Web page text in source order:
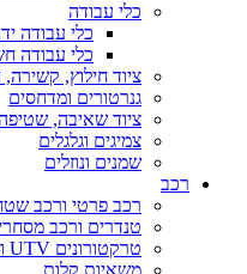
כלי עבודה
כלי עבודה
כלי עבודה
ציוד חילוץ,
גנרטורים ומדחסים
ציוד שאיבה, שטיפה
צמיגים וגלגלים
שמנים ונוזלים
רכב
רכב פרטי ורכב
טנדרים ורכב
טרקטורונים UTV ו-Side by Side
משאיות קלות